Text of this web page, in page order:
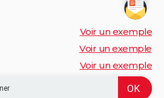
Voir un exemple
Voir un exemple
Voir un exemple